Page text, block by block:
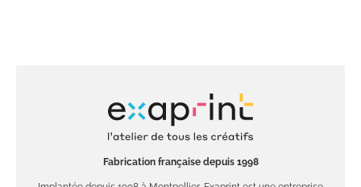
Fabrication française depuis 1998